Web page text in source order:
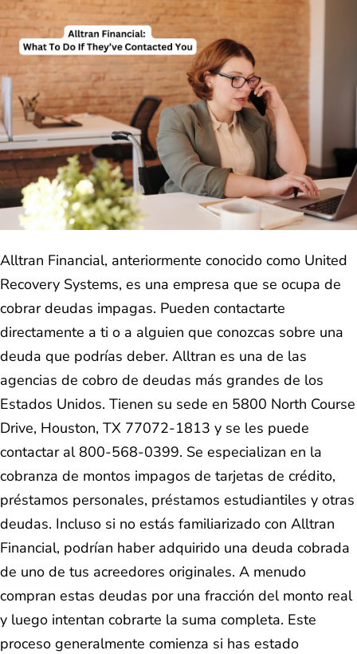
Alltran Financial, anteriormente conocido como United
Recovery Systems, es una empresa que se ocupa de
cobrar deudas impagas. Pueden contactarte
directamente a ti o a alguien que conozcas sobre una
deuda que podrías deber. Alltran es una de las
agencias de cobro de deudas más grandes de los
Estados Unidos. Tienen su sede en 5800 North Course
Drive, Houston, TX 77072-1813 y se les puede
contactar al 800-568-0399. Se especializan en la
cobranza de montos impagos de tarjetas de crédito,
préstamos personales, préstamos estudiantiles y otras
deudas. Incluso si no estás familiarizado con Alltran
Financial, podrían haber adquirido una deuda cobrada
de uno de tus acreedores originales. A menudo
compran estas deudas por una fracción del monto real
y luego intentan cobrarte la suma completa. Este
proceso generalmente comienza si has estado